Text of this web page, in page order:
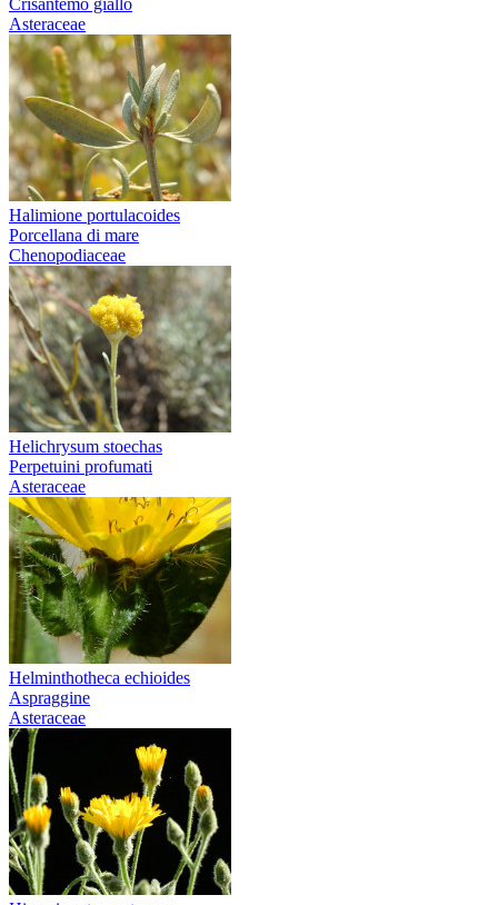
Asteraceae
Halimione portulacoides
Porcellana di mare
Chenopodiaceae
Helichrysum stoechas
Perpetuini profumati
Asteraceae
Helminthotheca echioides
Aspraggine
Asteraceae